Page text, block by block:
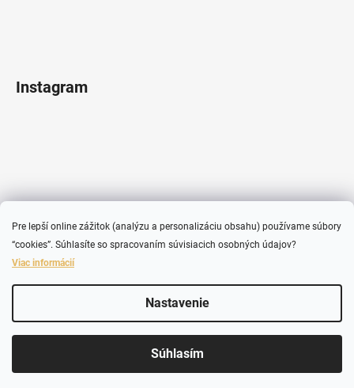
Pre lepší online zážitok (analýzu a personalizáciu obsahu) používame súbory
“cookies”. Súhlasíte so spracovaním súvisiacich osobných údajov?
Viac informácií
Nastavenie
Súhlasím
Instagram
SHEABUTTER. Všetky práva vyhradené.